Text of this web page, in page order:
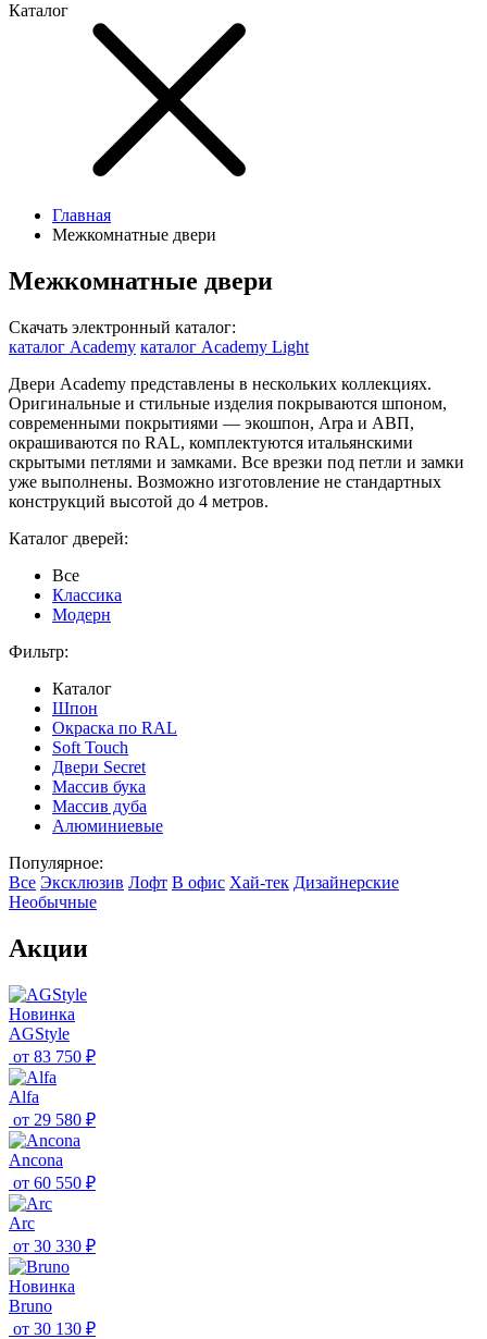
Каталог
Главная
Межкомнатные двери
Межкомнатные двери
Скачать электронный каталог:
каталог Academy каталог Academy Light
Двери Academy представлены в нескольких коллекциях.
Оригинальные и стильные изделия покрываются шпоном,
современными покрытиями — экошпон, Arpa и АВП,
окрашиваются по RAL, комплектуются итальянскими
скрытыми петлями и замками. Все врезки под петли и замки
уже выполнены. Возможно изготовление не стандартных
конструкций высотой до 4 метров.
Каталог дверей:
Все
Классика
Модерн
Фильтр:
Каталог
Шпон
Окраска по RAL
Soft Touch
Двери Secret
Массив бука
Массив дуба
Алюминиевые
Популярное:
Все Эксклюзив Лофт В офис Хай-тек Дизайнерские
Необычные
Акции
Новинка
AGStyle
от 83 750 ₽
Alfa
от 29 580 ₽
Ancona
от 60 550 ₽
Arc
от 30 330 ₽
Новинка
Bruno
от 30 130 ₽